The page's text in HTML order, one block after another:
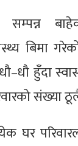
सम्पन्न
बिमा
हुँदा
संख्या
घर